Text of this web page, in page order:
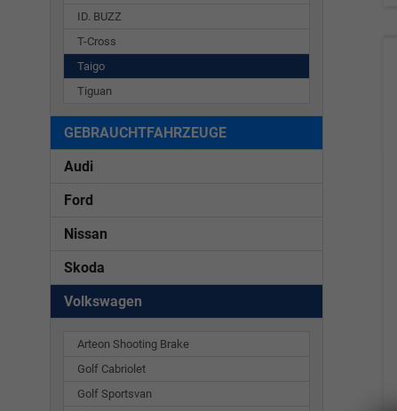
ID. BUZZ
T-Cross
Taigo
Tiguan
GEBRAUCHTFAHRZEUGE
Audi
Ford
Nissan
Skoda
Volkswagen
Arteon Shooting Brake
Golf Cabriolet
Golf Sportsvan